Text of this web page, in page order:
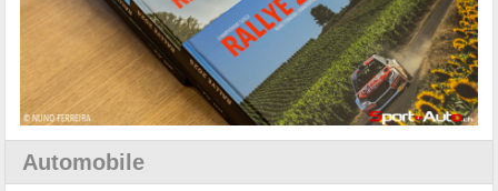
Automobile